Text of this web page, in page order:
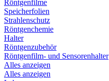
Röntgenfilme
Speicherfolien
Strahlenschutz
Röntgenchemie
Halter
Röntgenzubehör
Röntgenfilm- und Sensorenhalter
Alles anzeigen
Alles anzeigen